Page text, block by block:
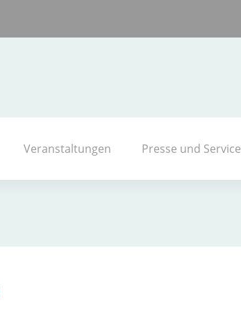
Veranstaltungen Presse und Service